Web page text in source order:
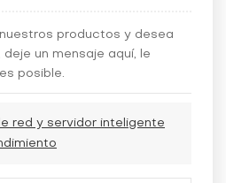
productos y desea
un mensaje aquí, le
posible.
red y servidor inteligente